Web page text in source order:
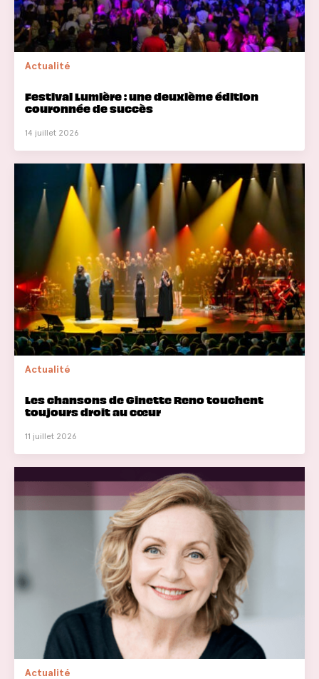
Actualité
Festival Lumière : une deuxième édition
couronnée de succès
14 juillet 2026
Actualité
Les chansons de Ginette Reno touchent
toujours droit au cœur
11 juillet 2026
Actualité